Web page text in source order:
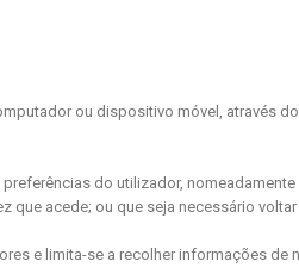
ou dispositivo móvel, através
do utilizador,
que acede; ou que seja necessário
e limita-se a recolher informações de